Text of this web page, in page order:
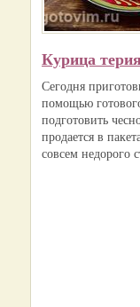
Курица
Сегодня
помощью
подготовить
продается в
совсем недорого